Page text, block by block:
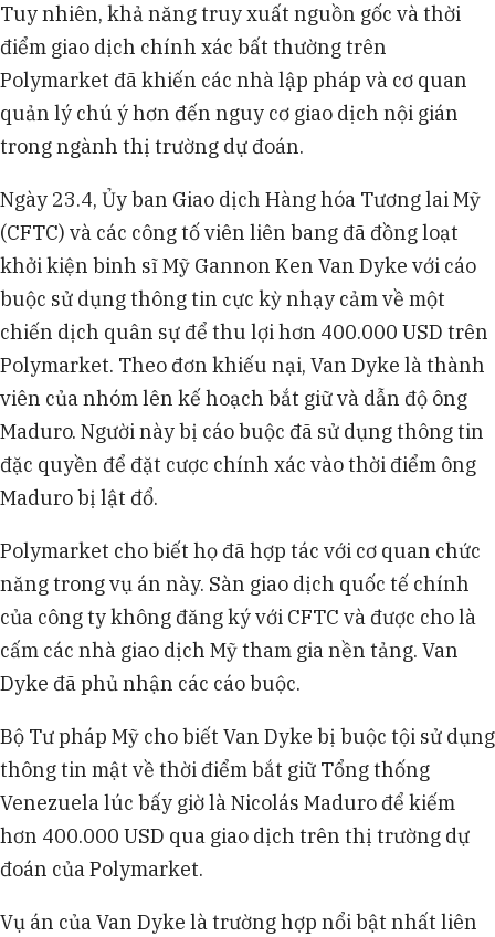
Tuy nhiên, khả năng truy xuất nguồn gốc và thời
điểm giao dịch chính xác bất thường trên
Polymarket đã khiến các nhà lập pháp và cơ quan
quản lý chú ý hơn đến nguy cơ giao dịch nội gián
trong ngành thị trường dự đoán.
Ngày 23.4, Ủy ban Giao dịch Hàng hóa Tương lai Mỹ
(CFTC) và các công tố viên liên bang đã đồng loạt
khởi kiện binh sĩ Mỹ Gannon Ken Van Dyke với cáo
buộc sử dụng thông tin cực kỳ nhạy cảm về một
chiến dịch quân sự để thu lợi hơn 400.000 USD trên
Polymarket. Theo đơn khiếu nại, Van Dyke là thành
viên của nhóm lên kế hoạch bắt giữ và dẫn độ ông
Maduro. Người này bị cáo buộc đã sử dụng thông tin
đặc quyền để đặt cược chính xác vào thời điểm ông
Maduro bị lật đổ.
Polymarket cho biết họ đã hợp tác với cơ quan chức
năng trong vụ án này. Sàn giao dịch quốc tế chính
của công ty không đăng ký với CFTC và được cho là
cấm các nhà giao dịch Mỹ tham gia nền tảng. Van
Dyke đã phủ nhận các cáo buộc.
Bộ Tư pháp Mỹ cho biết Van Dyke bị buộc tội sử dụng
thông tin mật về thời điểm bắt giữ Tổng thống
Venezuela lúc bấy giờ là Nicolás Maduro để kiếm
hơn 400.000 USD qua giao dịch trên thị trường dự
đoán của Polymarket.
Vụ án của Van Dyke là trường hợp nổi bật nhất liên